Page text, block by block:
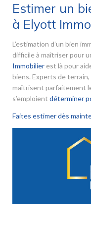
Estimer un
à Elyott
L’estimation d’un bien
difficile à maîtriser pour
Immobilier est là pour
biens. Experts de
maîtrisent parfaitement
s’emploient déterminer
Faites estimer dès